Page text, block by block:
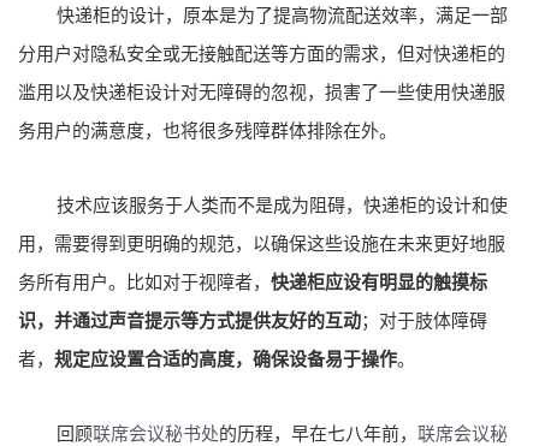
快递柜的设计，原本是为了提高物流配送效率，满足一部
分用户对隐私安全或无接触配送等方面的需求，但对快递柜的
滥用以及快递柜设计对无障碍的忽视，损害了一些使用快递服
务用户的满意度，也将很多残障群体排除在外。
技术应该服务于人类而不是成为阻碍，快递柜的设计和使
用，需要得到更明确的规范，以确保这些设施在未来更好地服
务所有用户。比如对于视障者， 快递柜应设有明显的触摸标
识，并通过声音提示等方式提供友好的互动；对于肢体障碍
者， 规定应设置合适的高度，确保设备易于操作。
回顾联席会议秘书处的历程，早在七八年前， 联席会议秘